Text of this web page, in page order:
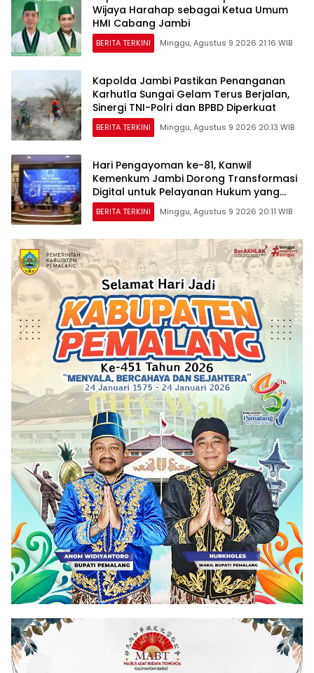
Wijaya Harahap sebagai Ketua Umum
HMI Cabang Jambi
BERITA TERKINI Minggu, Agustus 9 2026 21:16 WIB
Kapolda Jambi Pastikan Penanganan
Karhutla Sungai Gelam Terus Berjalan,
Sinergi TNI-Polri dan BPBD Diperkuat
BERITA TERKINI Minggu, Agustus 9 2026 20:13 WIB
Hari Pengayoman ke-81, Kanwil
Kemenkum Jambi Dorong Transformasi
Digital untuk Pelayanan Hukum yang
Berdampak
BERITA TERKINI Minggu, Agustus 9 2026 20:11 WIB